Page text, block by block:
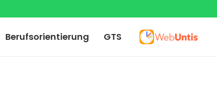
Berufsorientierung GTS